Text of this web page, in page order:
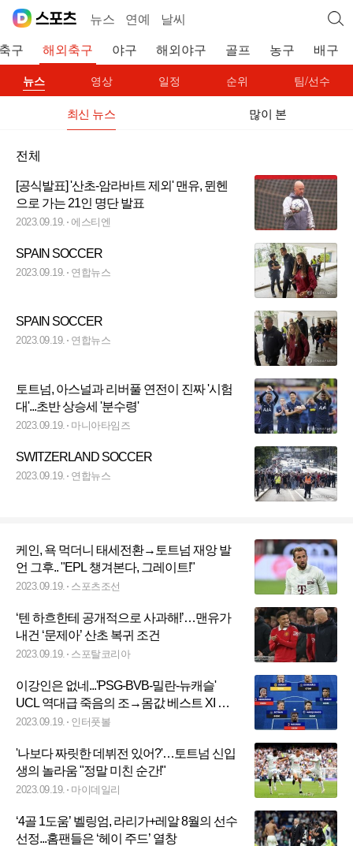
뉴스 연예 날씨
구 해외축구 야구 해외야구 골프 농구 배구
뉴스 영상 일정 순위 팀/선수
최신 뉴스 많이 본
전체
[공식발표] '산초-암라바트 제외' 맨유, 뮌헨
으로 가는 21인 명단 발표
2023.09.19. 에스티엔
SPAIN SOCCER
2023.09.19. 연합뉴스
SPAIN SOCCER
2023.09.19. 연합뉴스
토트넘, 아스널과 리버풀 연전이 진짜 '시험
대'...초반 상승세 '분수령'
2023.09.19. 마니아타임즈
SWITZERLAND SOCCER
2023.09.19. 연합뉴스
케인, 욕 먹더니 태세전환→토트넘 재앙 발
언 그후.. "EPL 챙겨본다, 그레이트!"
2023.09.19. 스포츠조선
‘텐 하흐한테 공개적으로 사과해!’…맨유가
내건 ‘문제아’ 산초 복귀 조건
2023.09.19. 스포탈코리아
이강인은 없네...'PSG-BVB-밀란-뉴캐슬'
UCL 역대급 죽음의 조→몸값 베스트 XI 대
공개
2023.09.19. 인터풋볼
'나보다 짜릿한 데뷔전 있어?'…토트넘 신입
생의 놀라움 "정말 미친 순간!"
2023.09.19. 마이데일리
‘4골 1도움’ 벨링엄, 라리가+레알 8월의 선수
선정...홈팬들은 ‘헤이 주드’ 열창